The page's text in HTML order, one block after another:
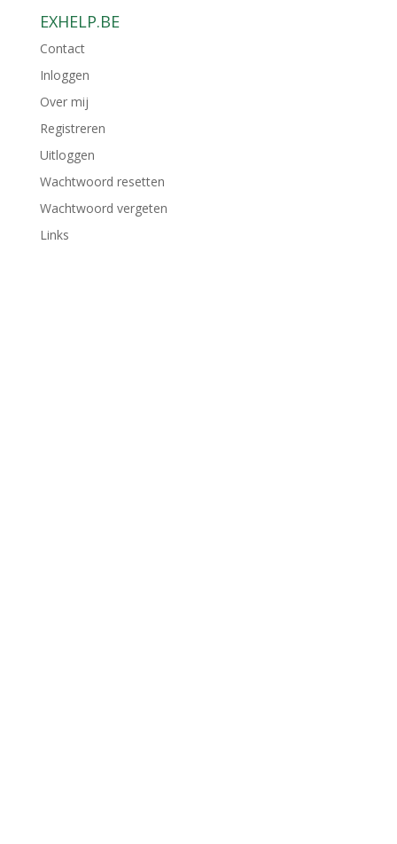
EXHELP.BE
Contact
Inloggen
Over mij
Registreren
Uitloggen
Wachtwoord resetten
Wachtwoord vergeten
Links